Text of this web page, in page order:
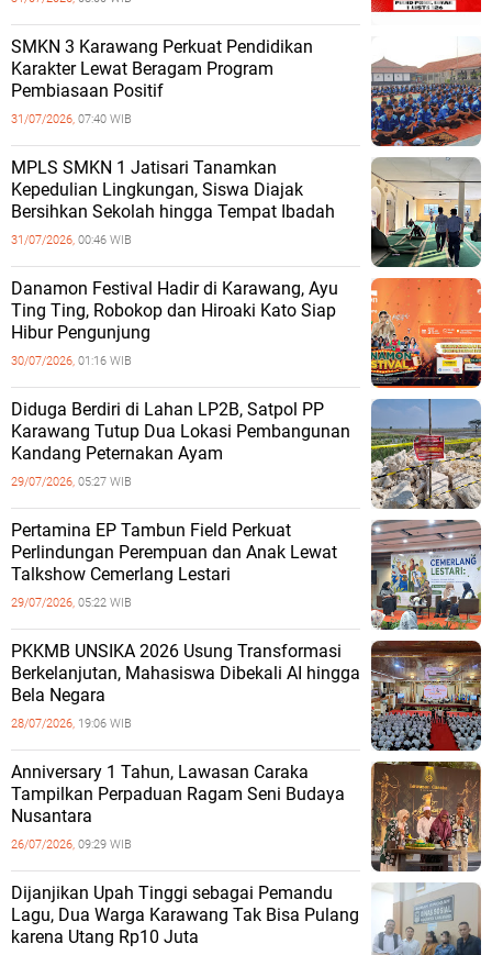
SMKN 3 Karawang Perkuat Pendidikan
Karakter Lewat Beragam Program
Pembiasaan Positif
31/07/2026, 07:40 WIB
MPLS SMKN 1 Jatisari Tanamkan
Kepedulian Lingkungan, Siswa Diajak
Bersihkan Sekolah hingga Tempat Ibadah
31/07/2026, 00:46 WIB
Danamon Festival Hadir di Karawang, Ayu
Ting Ting, Robokop dan Hiroaki Kato Siap
Hibur Pengunjung
30/07/2026, 01:16 WIB
Diduga Berdiri di Lahan LP2B, Satpol PP
Karawang Tutup Dua Lokasi Pembangunan
Kandang Peternakan Ayam
29/07/2026, 05:27 WIB
Pertamina EP Tambun Field Perkuat
Perlindungan Perempuan dan Anak Lewat
Talkshow Cemerlang Lestari
29/07/2026, 05:22 WIB
PKKMB UNSIKA 2026 Usung Transformasi
Berkelanjutan, Mahasiswa Dibekali AI hingga
Bela Negara
28/07/2026, 19:06 WIB
Anniversary 1 Tahun, Lawasan Caraka
Tampilkan Perpaduan Ragam Seni Budaya
Nusantara
26/07/2026, 09:29 WIB
Dijanjikan Upah Tinggi sebagai Pemandu
Lagu, Dua Warga Karawang Tak Bisa Pulang
karena Utang Rp10 Juta